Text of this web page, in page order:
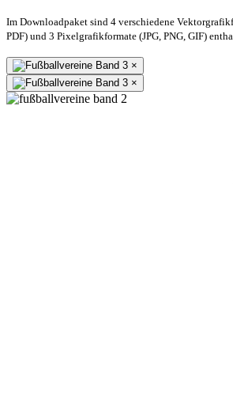
Im Downloadpaket sind 4 verschiedene
PDF) und 3 Pixelgrafikformate (JPG, PNG, GIF)
×
×